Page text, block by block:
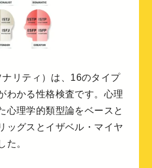
リティ）は、16のタイプ
わかる性格検査です。心理
心理学的類型論をベースと
ッグスとイザベル・マイヤ
た。